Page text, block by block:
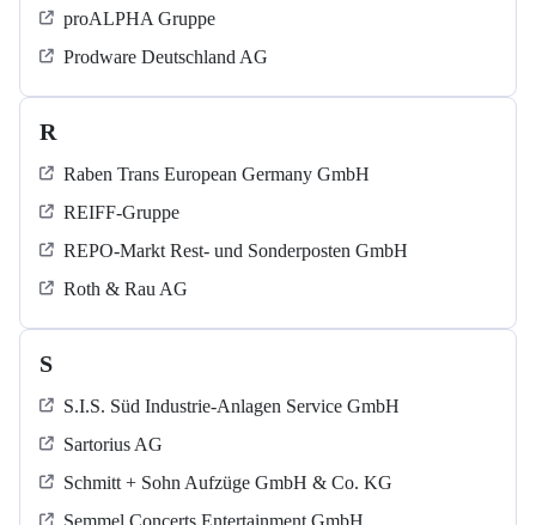
proALPHA Gruppe
Prodware Deutschland AG
R
Raben Trans European Germany GmbH
REIFF-Gruppe
REPO-Markt Rest- und Sonderposten GmbH
Roth & Rau AG
S
S.I.S. Süd Industrie-Anlagen Service GmbH
Sartorius AG
Schmitt + Sohn Aufzüge GmbH & Co. KG